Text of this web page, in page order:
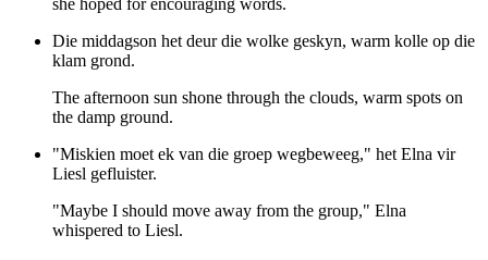
she hoped for encouraging words.
Die middagson het deur die wolke geskyn, warm kolle op die
klam grond.
The afternoon sun shone through the clouds, warm spots on
the damp ground.
"Miskien moet ek van die groep wegbeweeg," het Elna vir
Liesl gefluister.
"Maybe I should move away from the group," Elna
whispered to Liesl.